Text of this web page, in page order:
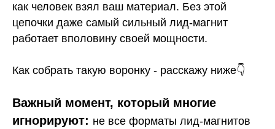
как человек взял ваш материал. Без этой
цепочки даже самый сильный лид-магнит
работает вполовину своей мощности.
Как собрать такую воронку - расскажу ниже👇
Важный момент, который многие
игнорируют: не все форматы лид-магнитов